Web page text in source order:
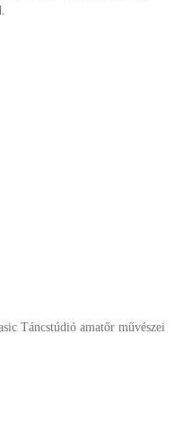
Táncstúdió amatőr művészei